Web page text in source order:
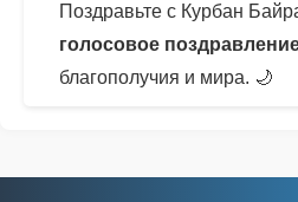
Поздравьте с Курбан
голосовое
благополучия и мира. 🌙